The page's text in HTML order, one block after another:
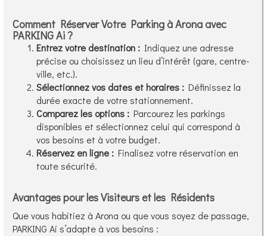
Comment Réserver Votre Parking à Arona avec
PARKING Ai ?
Entrez votre destination : Indiquez une adresse
précise ou choisissez un lieu d’intérêt (gare, centre-
ville, etc.).
Sélectionnez vos dates et horaires : Définissez la
durée exacte de votre stationnement.
Comparez les options : Parcourez les parkings
disponibles et sélectionnez celui qui correspond à
vos besoins et à votre budget.
Réservez en ligne : Finalisez votre réservation en
toute sécurité.
Avantages pour les Visiteurs et les Résidents
Que vous habitiez à Arona ou que vous soyez de passage,
PARKING Ai s’adapte à vos besoins :